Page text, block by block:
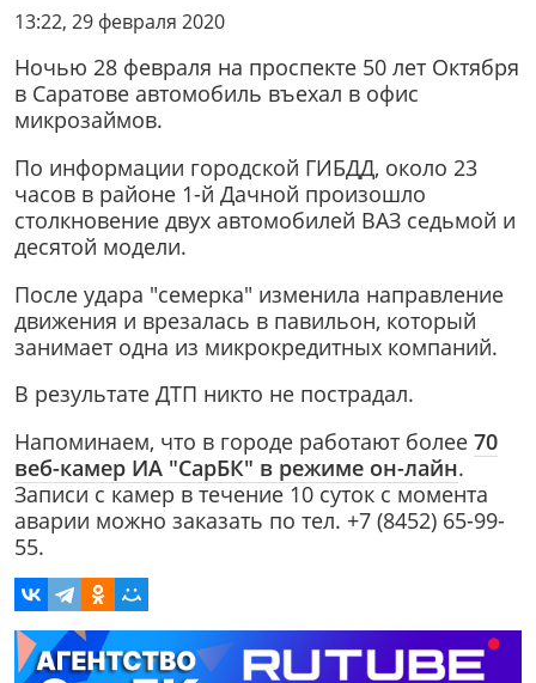
13:22, 29 февраля 2020
Ночью 28 февраля на проспекте 50 лет Октября
в Саратове автомобиль въехал в офис
микрозаймов.
По информации городской ГИБДД, около 23
часов в районе 1-й Дачной произошло
столкновение двух автомобилей ВАЗ седьмой и
десятой модели.
После удара "семерка" изменила направление
движения и врезалась в павильон, который
занимает одна из микрокредитных компаний.
В результате ДТП никто не пострадал.
Напоминаем, что в городе работают более 70
веб-камер ИА "СарБК" в режиме он-лайн.
Записи с камер в течение 10 суток с момента
аварии можно заказать по тел. +7 (8452) 65-99-
55.